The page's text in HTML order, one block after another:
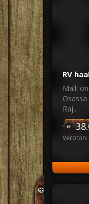
RV
Malli
Raj..
Veroton: